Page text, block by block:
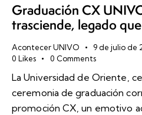
Graduación CX
trasciende, legado
Acontecer UNIVO 9 de julio de
0 Likes 0 Comments
La Universidad de Oriente,
ceremonia de graduación
promoción CX, un emotivo